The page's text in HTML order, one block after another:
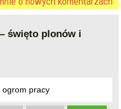
święto plonów i
ogrom pracy